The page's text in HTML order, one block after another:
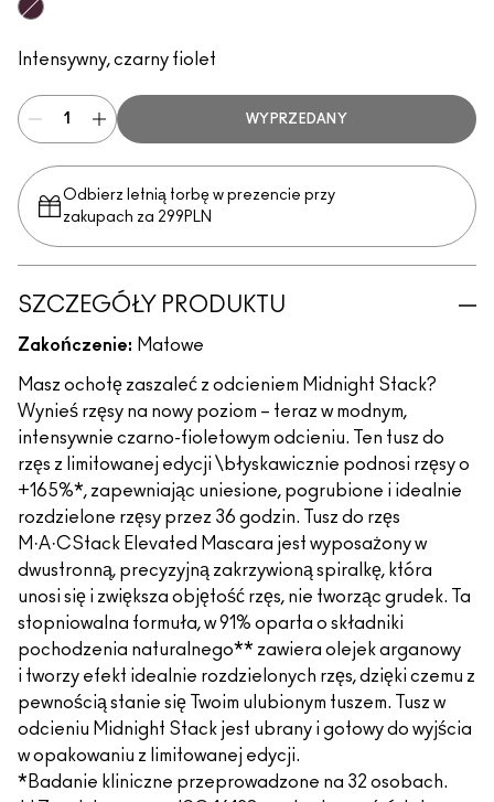
Intensywny, czarny fiolet
WYPRZEDANY
Odbierz letnią torbę w prezencie przy
zakupach za 299PLN
SZCZEGÓŁY PRODUKTU
Zakończenie: Matowe
Masz ochotę zaszaleć z odcieniem Midnight Stack?
Wynieś rzęsy na nowy poziom – teraz w modnym,
intensywnie czarno-fioletowym odcieniu. Ten tusz do
rzęs z limitowanej edycji \błyskawicznie podnosi rzęsy o
+165%*, zapewniając uniesione, pogrubione i idealnie
rozdzielone rzęsy przez 36 godzin. Tusz do rzęs
M·A·CStack Elevated Mascara jest wyposażony w
dwustronną, precyzyjną zakrzywioną spiralkę, która
unosi się i zwiększa objętość rzęs, nie tworząc grudek. Ta
stopniowalna formuła, w 91% oparta o składniki
pochodzenia naturalnego** zawiera olejek arganowy
i tworzy efekt idealnie rozdzielonych rzęs, dzięki czemu z
pewnością stanie się Twoim ulubionym tuszem. Tusz w
odcieniu Midnight Stack jest ubrany i gotowy do wyjścia
w opakowaniu z limitowanej edycji.
*Badanie kliniczne przeprowadzone na 32 osobach.